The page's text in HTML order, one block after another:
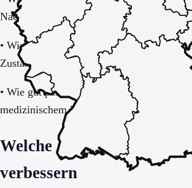
Nachtverlauf?
• Wie transparent werden Zusatzkosten,
Zuständigkeiten erklärt?
• Wie gut passt das Haus zu Mobilität,
medizinischem Unterstützungsbedarf?
Welche Angaben die
verbessern